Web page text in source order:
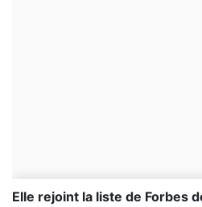
Elle rejoint la liste de Forbes